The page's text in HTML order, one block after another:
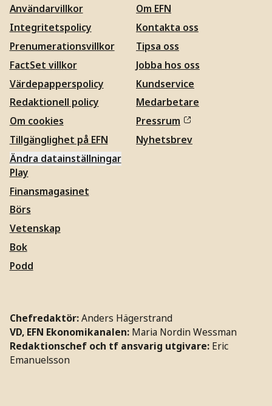
Användarvillkor
Integritetspolicy
Prenumerationsvillkor
FactSet villkor
Värdepapperspolicy
Redaktionell policy
Om cookies
Tillgänglighet på EFN
Ändra datainställningar
Om EFN
Kontakta oss
Tipsa oss
Jobba hos oss
Kundservice
Medarbetare
Pressrum
Nyhetsbrev
Play
Finansmagasinet
Börs
Vetenskap
Bok
Podd
Chefredaktör:Anders Hägerstrand
VD, EFN Ekonomikanalen: Maria Nordin Wessman
Redaktionschef och tf ansvarig utgivare: Eric
Emanuelsson